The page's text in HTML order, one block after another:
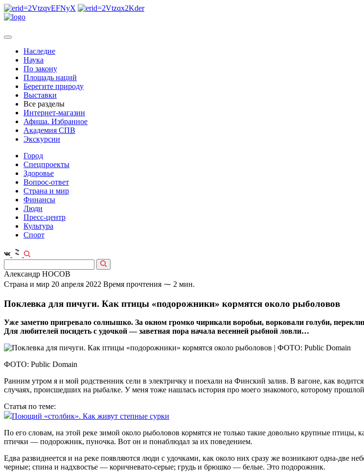
Наследие
Наука
По закону
Площадь наций
Берегите природу
Выставки
Все разделы
Интернет-магазин
Афиша. Избранное
Академия СПВ
Экскурсии
Город
Спецпроекты
Здоровье
Вопрос-ответ
Страна и мир
Финансы
Люди
Пресс-центр
Культура
Спорт
Александр НОСОВ
Страна и мир 20 апреля 2022 Время прочтения ⁓ 2 мин.
Поклевка для пичуги. Как птицы «подорожники» кормятся около рыболовов
Уже заметно пригревало солнышко. За окном громко чирикали воробьи, ворковали голуби,
Для любителей посидеть с удочкой — заветная пора начала весенней рыбной ловли…
ФОТО: Public Domain
Ранним утром я и мой родственник сели в электричку и поехали на Финский залив. В вагоне, как
случаях, происшедших на рыбалке. У меня тоже нашлась история про моего знакомого, которому
Статья по теме:
Поющий «столбик». Как живут степные сурки
По его словам, на этой реке зимой около рыболовов кормятся не только такие довольно крупные
птички — подорожник, пуночка. Вот он и ­понаблюдал за их поведением.
Едва развиднеется и на реке появляются люди с удочками, как около них сразу же возникают одна-две
черные; спина и надхвостье — коричневато-серые; грудь и брюшко — белые. Это подорожник.